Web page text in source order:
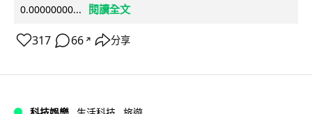
0.00000000...
閱讀全文
317 66 ↗ 分享